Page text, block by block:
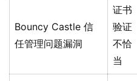
Bouncy Castle 信
任管理问题漏洞
证书
验证
不恰
当